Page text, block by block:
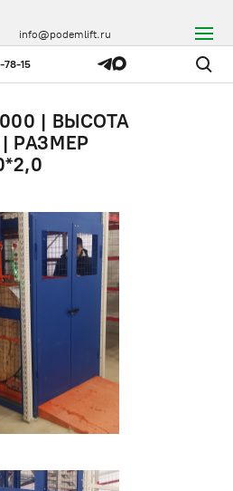
78-15
info@podemlift.ru
| ВЫСОТА
РАЗМЕР